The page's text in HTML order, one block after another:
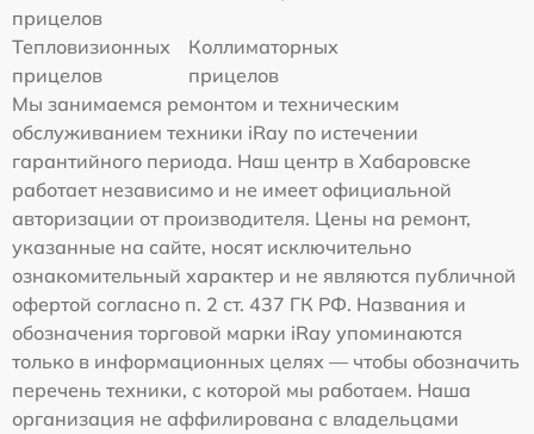
прицелов
Тепловизионных
прицелов
Коллиматорных
прицелов
Мы занимаемся ремонтом и техническим
обслуживанием техники iRay по истечении
гарантийного периода. Наш центр в Хабаровске
работает независимо и не имеет официальной
авторизации от производителя. Цены на ремонт,
указанные на сайте, носят исключительно
ознакомительный характер и не являются публичной
офертой согласно п. 2 ст. 437 ГК РФ. Названия и
обозначения торговой марки iRay упоминаются
только в информационных целях — чтобы обозначить
перечень техники, с которой мы работаем. Наша
организация не аффилирована с владельцами